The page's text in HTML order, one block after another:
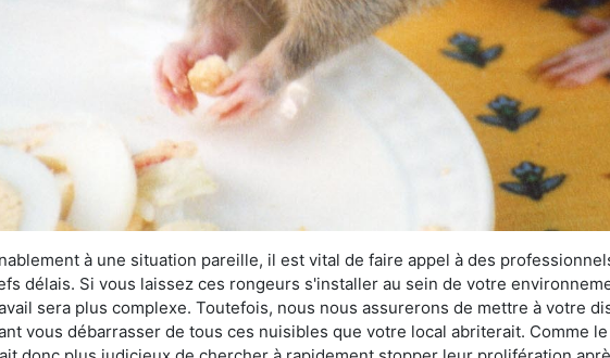
à une situation pareille, il est vital de faire appel à des
délais. Si vous laissez ces rongeurs s'installer au sein de votre
sera plus complexe. Toutefois, nous nous assurerons de mettre à votre
vous débarrasser de tous ces nuisibles que votre local abriterait. Comme